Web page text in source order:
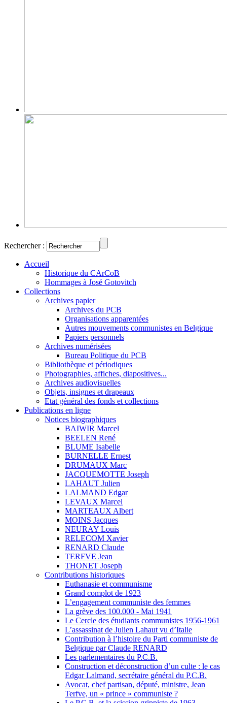
Rechercher :
Accueil
Historique du CArCoB
Hommages à José Gotovitch
Collections
Archives papier
Archives du PCB
Organisations apparentées
Autres mouvements communistes en Belgique
Papiers personnels
Archives numérisées
Bureau Politique du PCB
Bibliothèque et périodiques
Photographies, affiches, diapositives...
Archives audiovisuelles
Objets, insignes et drapeaux
Etat général des fonds et collections
Publications en ligne
Notices biographiques
BAIWIR Marcel
BEELEN René
BLUME Isabelle
BURNELLE Ernest
DRUMAUX Marc
JACQUEMOTTE Joseph
LAHAUT Julien
LALMAND Edgar
LEVAUX Marcel
MARTEAUX Albert
MOINS Jacques
NEURAY Louis
RELECOM Xavier
RENARD Claude
TERFVE Jean
THONET Joseph
Contributions historiques
Euthanasie et communisme
Grand complot de 1923
L’engagement communiste des femmes
La grève des 100.000 - Mai 1941
Le Cercle des étudiants communistes 1956-1961
L’assassinat de Julien Lahaut vu d’Italie
Contribution à l’histoire du Parti communiste de
Belgique par Claude RENARD
Les parlementaires du P.C.B.
Construction et déconstruction d’un culte : le cas
Edgar Lalmand, secrétaire général du P.C.B.
Avocat, chef partisan, député, ministre, Jean
Terfve, un « prince » communiste ?